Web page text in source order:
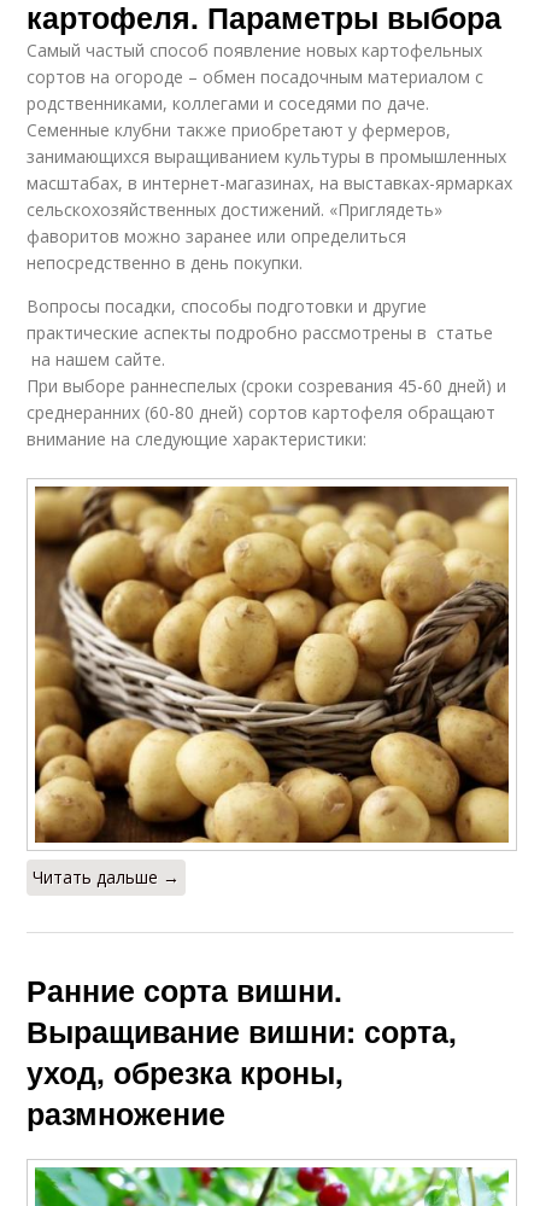
картофеля. Параметры выбора
Самый частый способ появление новых картофельных
сортов на огороде – обмен посадочным материалом с
родственниками, коллегами и соседями по даче.
Семенные клубни также приобретают у фермеров,
занимающихся выращиванием культуры в промышленных
масштабах, в интернет-магазинах, на выставках-ярмарках
сельскохозяйственных достижений. «Приглядеть»
фаворитов можно заранее или определиться
непосредственно в день покупки.
Вопросы посадки, способы подготовки и другие
практические аспекты подробно рассмотрены в статье
на нашем сайте.
При выборе раннеспелых (сроки созревания 45-60 дней) и
среднеранних (60-80 дней) сортов картофеля обращают
внимание на следующие характеристики:
Читать дальше →
Ранние сорта вишни.
Выращивание вишни: сорта,
уход, обрезка кроны,
размножение